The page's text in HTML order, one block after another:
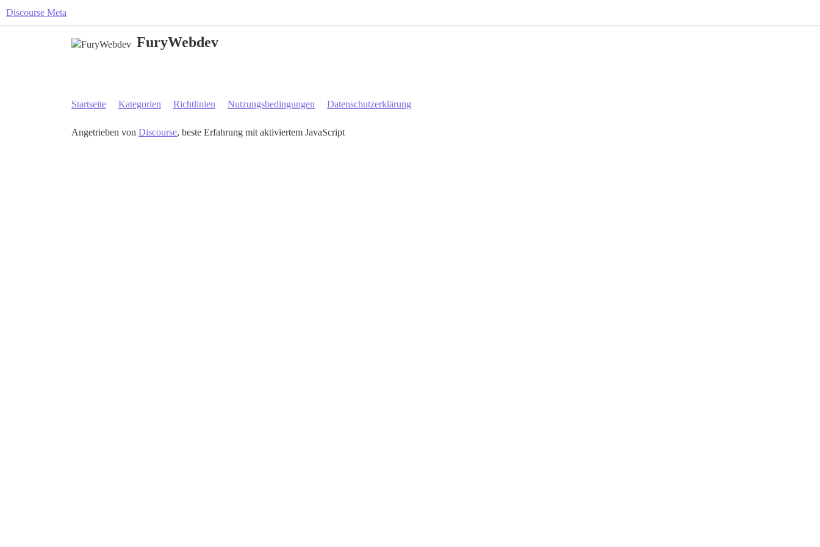
Discourse Meta
FuryWebdev
Startseite Kategorien Richtlinien Nutzungsbedingungen Datenschutzerklärung
Angetrieben von Discourse, beste Erfahrung mit aktiviertem JavaScript